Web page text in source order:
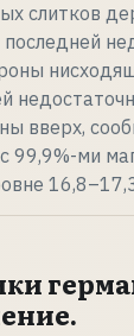
слитков
вверх,
99,9%-ми